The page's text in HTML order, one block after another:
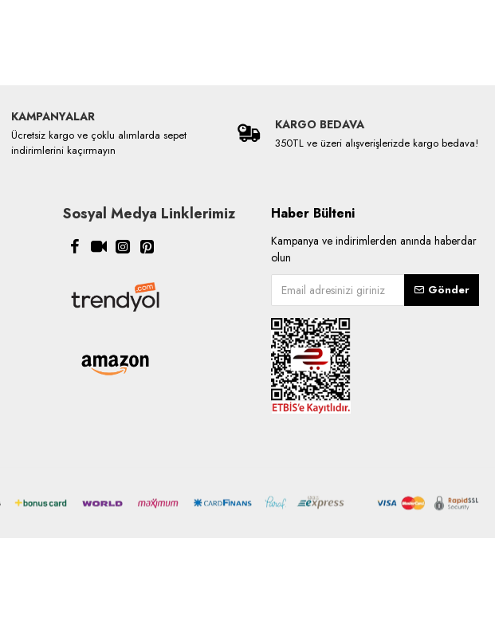
KAMPANYALAR
Ücretsiz kargo ve çoklu alımlarda sepet
indirimlerini kaçırmayın
KARGO BEDAVA
350TL ve üzeri alışverişlerizde kargo bedava!
Sosyal Medya Linklerimiz Haber Bülteni
Kampanya ve indirimlerden anında haberdar
olun
Gönder